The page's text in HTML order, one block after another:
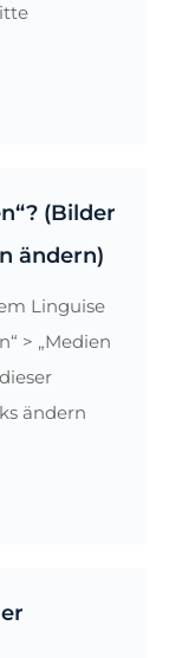
(Bilder
ändern)
Linguise
> „Medien
ändern